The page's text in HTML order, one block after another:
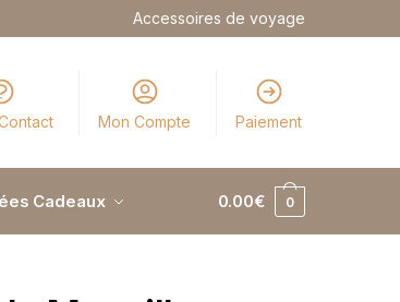
Accessoires de voyage
Mon Compte Paiement
Cadeaux 0.00€ 0